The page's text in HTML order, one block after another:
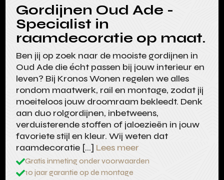
Gordijnen Oud Ade -
Specialist in
raamdecoratie op maat.
Ben jij op zoek naar de mooiste gordijnen in
Oud Ade die écht passen bij jouw interieur en
leven? Bij Kronos Wonen regelen we alles
rondom maatwerk, rail en montage, zodat jij
moeiteloos jouw droomraam bekleedt. Denk
aan duo rolgordijnen, inbetweens,
verduisterende stoffen of jaloezieën in jouw
favoriete stijl en kleur. Wij weten dat
raamdecoratie […] Lees meer
Gratis inmeting onder voorwaarden
10 jaar garantie op de montage